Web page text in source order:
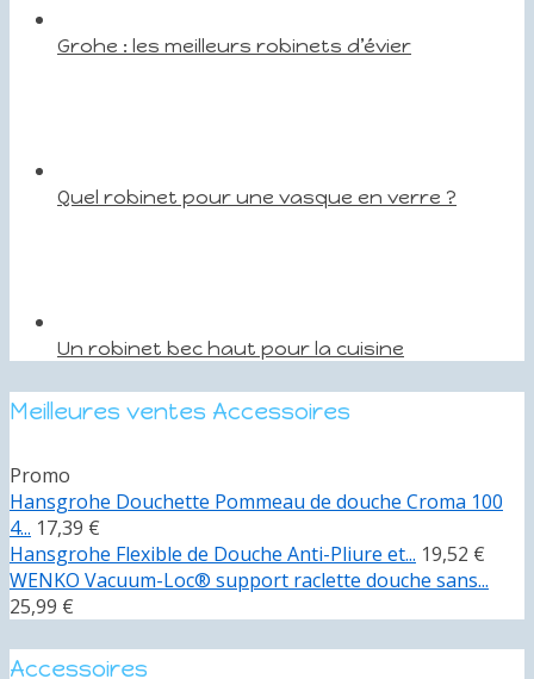
Grohe : les meilleurs robinets d’évier
Quel robinet pour une vasque en verre ?
Un robinet bec haut pour la cuisine
Meilleures ventes Accessoires
Promo
Hansgrohe Douchette Pommeau de douche Croma 100
4... 17,39 €
Hansgrohe Flexible de Douche Anti-Pliure et... 19,52 €
WENKO Vacuum-Loc® support raclette douche sans...
25,99 €
Accessoires